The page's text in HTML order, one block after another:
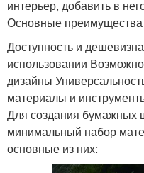
интерьер, добавить в
Основные
Доступность и
использовании
дизайны
материалы и
Для создания бумажных
минимальный набор
основные из них: